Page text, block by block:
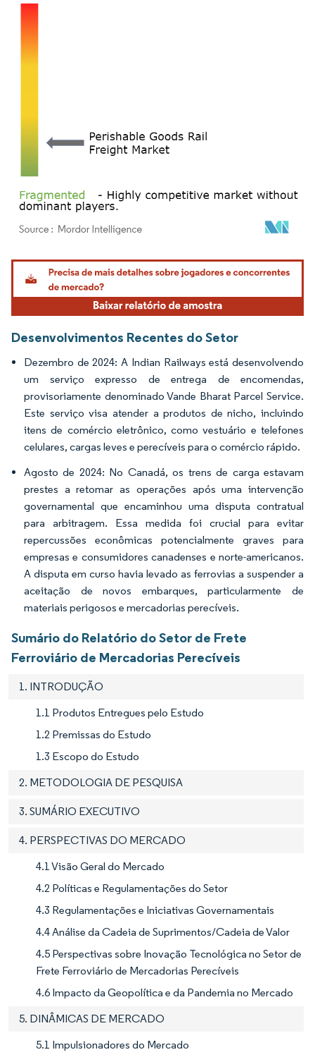
Imagem © Mordor Intelligence. O reuso requer atribuição conforme CC BY 4.0.
Desenvolvimentos Recentes do Setor
Dezembro de 2024: A Indian Railways está desenvolvendo
um serviço expresso de entrega de encomendas,
provisoriamente denominado Vande Bharat Parcel Service.
Este serviço visa atender a produtos de nicho, incluindo
itens de comércio eletrônico, como vestuário e telefones
celulares, cargas leves e perecíveis para o comércio rápido.
Agosto de 2024: No Canadá, os trens de carga estavam
prestes a retomar as operações após uma intervenção
governamental que encaminhou uma disputa contratual
para arbitragem. Essa medida foi crucial para evitar
repercussões econômicas potencialmente graves para
empresas e consumidores canadenses e norte-americanos.
A disputa em curso havia levado as ferrovias a suspender a
aceitação de novos embarques, particularmente de
materiais perigosos e mercadorias perecíveis.
Sumário do Relatório do Setor de Frete
Ferroviário de Mercadorias Perecíveis
1. INTRODUÇÃO
1.1 Produtos Entregues pelo Estudo
1.2 Premissas do Estudo
1.3 Escopo do Estudo
2. METODOLOGIA DE PESQUISA
3. SUMÁRIO EXECUTIVO
4. PERSPECTIVAS DO MERCADO
4.1 Visão Geral do Mercado
4.2 Políticas e Regulamentações do Setor
4.3 Regulamentações e Iniciativas Governamentais
4.4 Análise da Cadeia de Suprimentos/Cadeia de Valor
4.5 Perspectivas sobre Inovação Tecnológica no Setor de
Frete Ferroviário de Mercadorias Perecíveis
4.6 Impacto da Geopolítica e da Pandemia no Mercado
5. DINÂMICAS DE MERCADO
5.1 Impulsionadores do Mercado